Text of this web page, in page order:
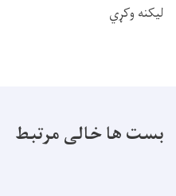
لیکنه وکړي
بست ها خالی مرتبط